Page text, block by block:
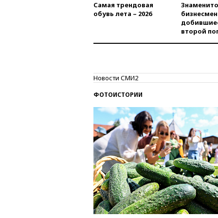
Самая трендовая
обувь лета – 2026
второй
Новости СМИ2
ФОТОИСТОРИИ